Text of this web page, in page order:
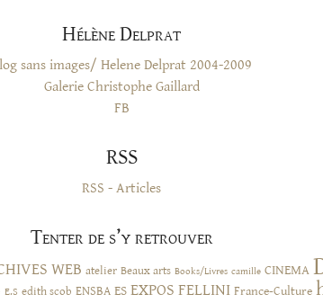
Hélène Delprat
sans images/ Helene Delprat 2004-2009
Galerie Christophe Gaillard
FB
RSS
RSS - Articles
Tenter de s’y retrouver
WEB atelier Beaux arts Books/Livres camille CINEMA
E.S edith scob ENSBA ES EXPOS FELLINI France-Culture